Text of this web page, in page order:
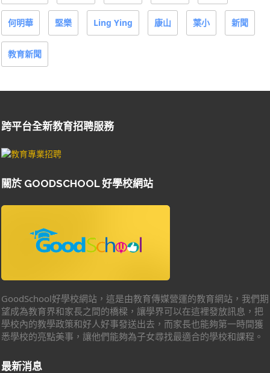
何明華 堅樂 Ling Ying 康山 葉小 新聞
教育新聞
跨平台全新教育招聘服務
關於 GOODSCHOOL 好學校網站
GoodSchool好學校網站，這是由教育傳媒營運的教育網站，我們期
望成為教育界和家長之間的橋樑，讓學界可以在這裡發放訊息，把
學校內的教學政策和好人好事發送出去，而家長也能夠第一時間獲
悉學校的亮點美事，讓他們能夠為子女尋找最適合的學校和課程。
最新消息